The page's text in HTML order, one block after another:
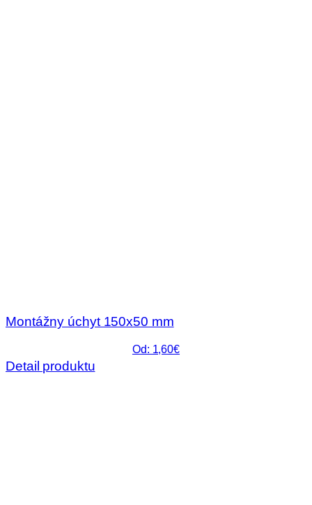
Montážny úchyt 150x50 mm
Od: 1,60€
Detail produktu